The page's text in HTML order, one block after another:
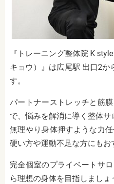
『トレーニング整体院 K
キョウ）』は広尾駅 出口2か
す。
パートナーストレッチと筋
で、悩みを解消に導く整体サ
無理やり身体押すような力
硬い方や運動不足な方にもお
完全個室のプライベートサ
ら理想の身体を目指しましょ